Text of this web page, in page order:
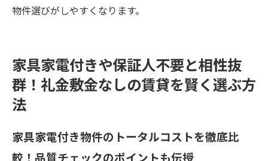
物件選びがしやすくなります。
家具家電付きや保証人不要と相性抜
群！礼金敷金なしの賃貸を賢く選ぶ方
法
家具家電付き物件のトータルコストを徹底比
較！品質チェックのポイントも伝授